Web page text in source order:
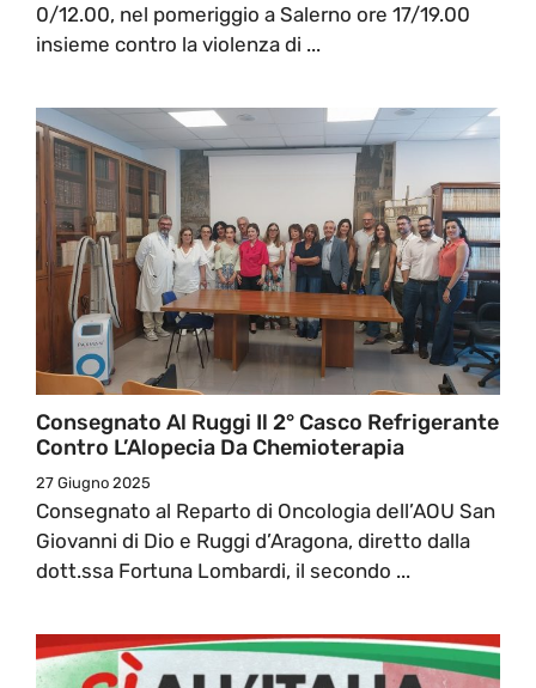
0/12.00, nel pomeriggio a Salerno ore 17/19.00
insieme contro la violenza di ...
Consegnato Al Ruggi Il 2° Casco Refrigerante
Contro L’Alopecia Da Chemioterapia
27 Giugno 2025
Consegnato al Reparto di Oncologia dell’AOU San
Giovanni di Dio e Ruggi d’Aragona, diretto dalla
dott.ssa Fortuna Lombardi, il secondo ...